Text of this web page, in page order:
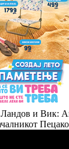
и Вик: